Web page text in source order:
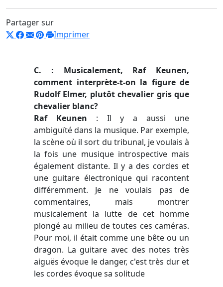
Partager sur
Imprimer
C. : Musicalement, Raf Keunen,
comment interprète-t-on la figure de
Rudolf Elmer, plutôt chevalier gris que
chevalier blanc?
Raf Keunen : Il y a aussi une
ambiguïté dans la musique. Par exemple,
la scène où il sort du tribunal, je voulais à
la fois une musique introspective mais
également distante. Il y a des cordes et
une guitare électronique qui racontent
différemment. Je ne voulais pas de
commentaires, mais montrer
musicalement la lutte de cet homme
plongé au milieu de toutes ces caméras.
Pour moi, il était comme une bête ou un
dragon. La guitare avec des notes très
aiguës évoque le danger, c'est très dur et
les cordes évoque sa solitude